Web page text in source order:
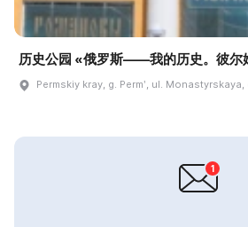
历史公园 «俄罗斯——我的历史。彼尔
Permskiy kray, g. Permʹ, ul. Monastyrskaya,